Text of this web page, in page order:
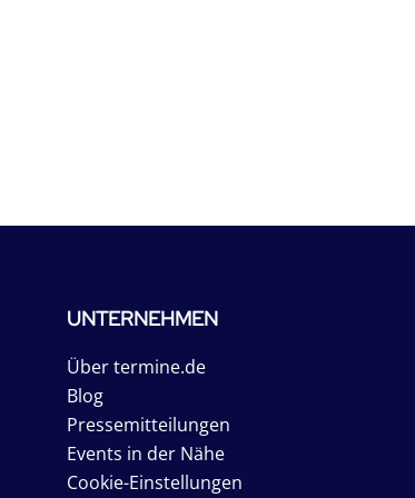
UNTERNEHMEN
Über termine.de
Blog
Pressemitteilungen
Events in der Nähe
Cookie-Einstellungen